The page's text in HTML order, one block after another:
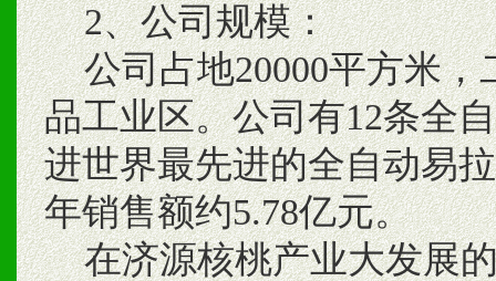
2、公司规模：
公司占地20000平方米，
品工业区。公司有12条全
进世界最先进的全自动易
年销售额约5.78亿元。
在济源核桃产业大发展的